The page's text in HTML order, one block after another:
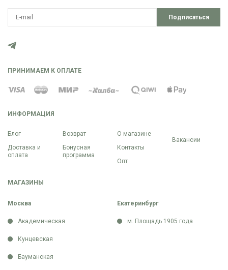
ИНФОРМАЦИЯ
Блог
Доставка и
оплата
Возврат
Бонусная
программа
О магазине
Контакты
Опт
Вакансии
МАГАЗИНЫ
Москва
Академическая
Кунцевская
Бауманская
Екатеринбург
м. Площадь 1905 года
Подписаться
ПРИНИМАЕМ К ОПЛАТЕ